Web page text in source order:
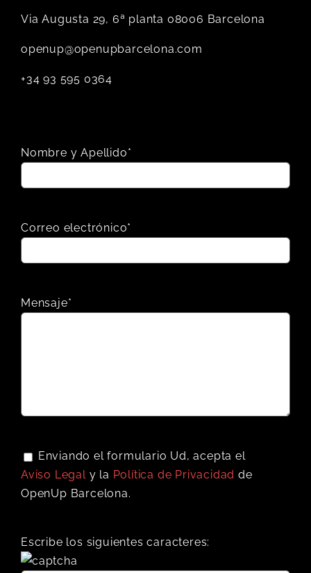
Via Augusta 29, 6ª planta 08006 Barcelona
openup@openupbarcelona.com
+34 93 595 0364
Nombre y Apellido*
Correo electrónico*
Mensaje*
Enviando el formulario Ud, acepta el
Aviso Legaly la Política de Privacidad de
OpenUp Barcelona.
Escribe los siguientes caracteres: